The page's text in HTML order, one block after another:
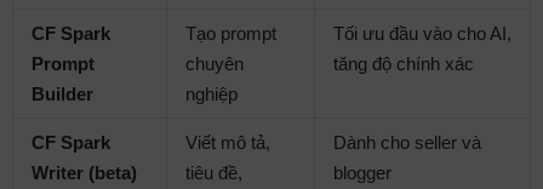
CF Spark
Prompt
Builder
Tạo prompt
chuyên
nghiệp
Tối ưu đầu vào cho AI,
tăng độ chính xác
CF Spark
Writer (beta)
Viết mô tả,
tiêu đề,
Dành cho seller và
blogger